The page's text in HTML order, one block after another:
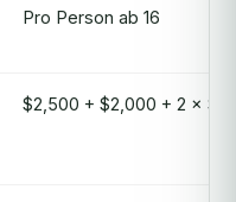
Pro Person ab 16
$2,500 + $2,000 + 2 ×